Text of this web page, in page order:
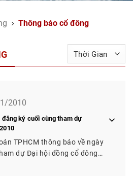
Thông báo cổ đông
2010
ký cuối cùng tham dự
TPHCM thông báo về ngày
dự Đại hội đồng cổ đông